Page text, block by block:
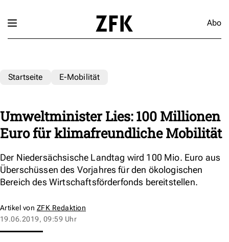
Abo
Startseite E-Mobilität
Umweltminister Lies: 100 Millionen
Euro für klimafreundliche Mobilität
Der Niedersächsische Landtag wird 100 Mio. Euro aus
Überschüssen des Vorjahres für den ökologischen
Bereich des Wirtschaftsförderfonds bereitstellen.
Artikel von ZFK Redaktion
19.06.2019, 09:59 Uhr